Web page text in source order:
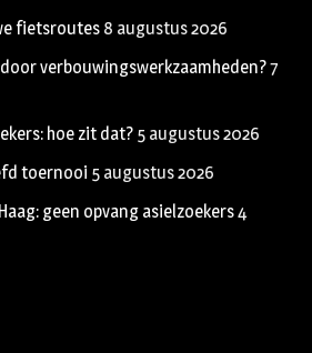
fietsroutes 8 augustus 2026
verbouwingswerkzaamheden?7
hoe zit dat? 5 augustus 2026
toernooi 5 augustus 2026
geen opvang asielzoekers4